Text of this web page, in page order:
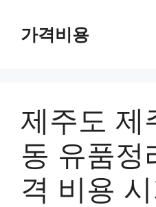
가격비용
제주도 제
동 유품정
격 비용